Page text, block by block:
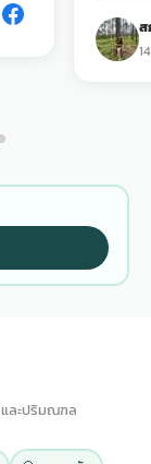
ส
ละปริมณฑล